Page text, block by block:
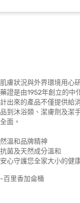
膚狀況與外界環境用心
證是由1952年創立的中
出來的產品不僅提供給
到沐浴類、潔膚劑及潔
面。
溫和品牌精神
菌及天然成分溫和
心守護您全家大小的健
百里香加侖桶